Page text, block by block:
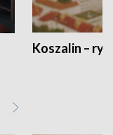
Koszalin –